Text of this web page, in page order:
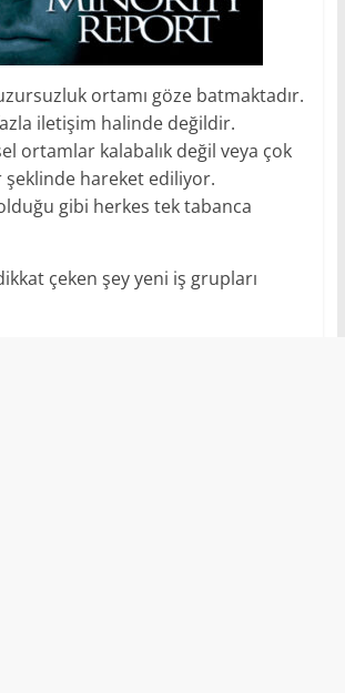
ortamı göze batmaktadır.
iletişim halinde değildir.
ortamlar kalabalık değil veya çok
hareket ediliyor.
gibi herkes tek tabanca
çeken şey yeni iş grupları